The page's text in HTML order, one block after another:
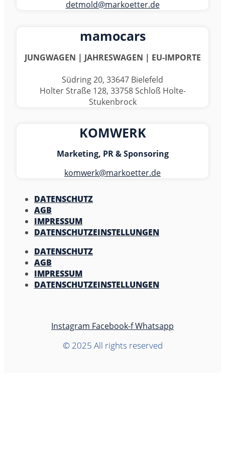
detmold@markoetter.de
mamocars
JUNGWAGEN | JAHRESWAGEN | EU-IMPORTE
Südring 20, 33647 Bielefeld
Holter Straße 128, 33758 Schloß Holte-
Stukenbrock
KOMWERK
Marketing, PR & Sponsoring
komwerk@markoetter.de
DATENSCHUTZ
AGB
IMPRESSUM
DATENSCHUTZEINSTELLUNGEN
DATENSCHUTZ
AGB
IMPRESSUM
DATENSCHUTZEINSTELLUNGEN
Instagram Facebook-fWhatsapp
© 2025 All rights reserved